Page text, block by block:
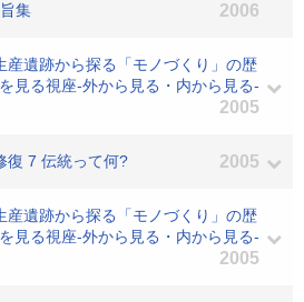
集
2006
産遺跡から探る「モノづくり」の歴
見る視座-外から見る・内から見る-
2005
復 7 伝統って何? 2005
産遺跡から探る「モノづくり」の歴
見る視座-外から見る・内から見る-
2005